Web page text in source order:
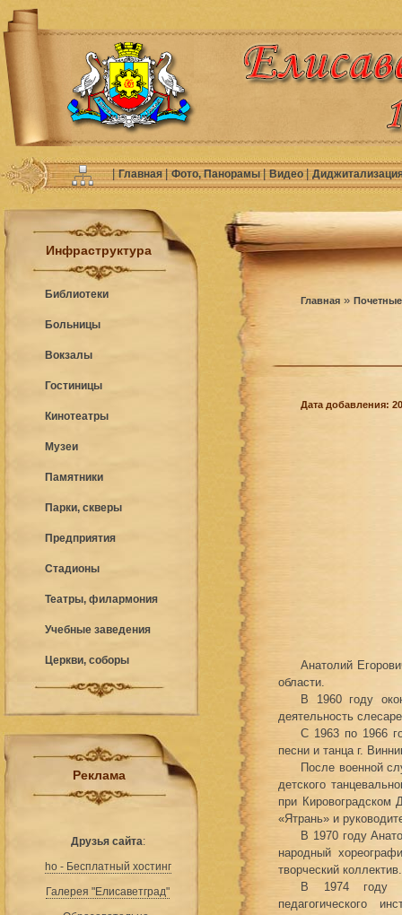
|Главная|Фото, Панорамы|Видео|
Инфраструктура
Библиотеки
Больницы
Вокзалы
Гостиницы
Кинотеатры
Музеи
Памятники
Парки, скверы
Предприятия
Стадионы
Театры, филармония
Учебные заведения
Церкви, соборы
Реклама
Друзья сайта:
ho - Бесплатный хостинг
Галерея "Елисаветград"
Главная »
Дата добавления:
Анатолий
области.
В 1960 году
деятельность
С 1963 по 1966
песни и танца г.
После военной
детского
при Кировоградском
«Ятрань» и
В 1970 году
народный
творческий коллектив.
В 1974 году
педагогического